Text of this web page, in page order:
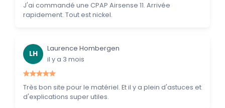
J'ai commandé une CPAP Airsense 11. Arrivée
rapidement. Tout est nickel.
LH
Laurence Hombergen
il y a 3 mois
Très bon site pour le matériel. Et il y a plein d'astuces et
d'explications super utiles.